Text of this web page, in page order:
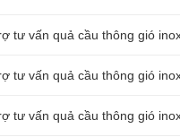
tư vấn quả cầu thông gió
tư vấn quả cầu thông gió
tư vấn quả cầu thông gió